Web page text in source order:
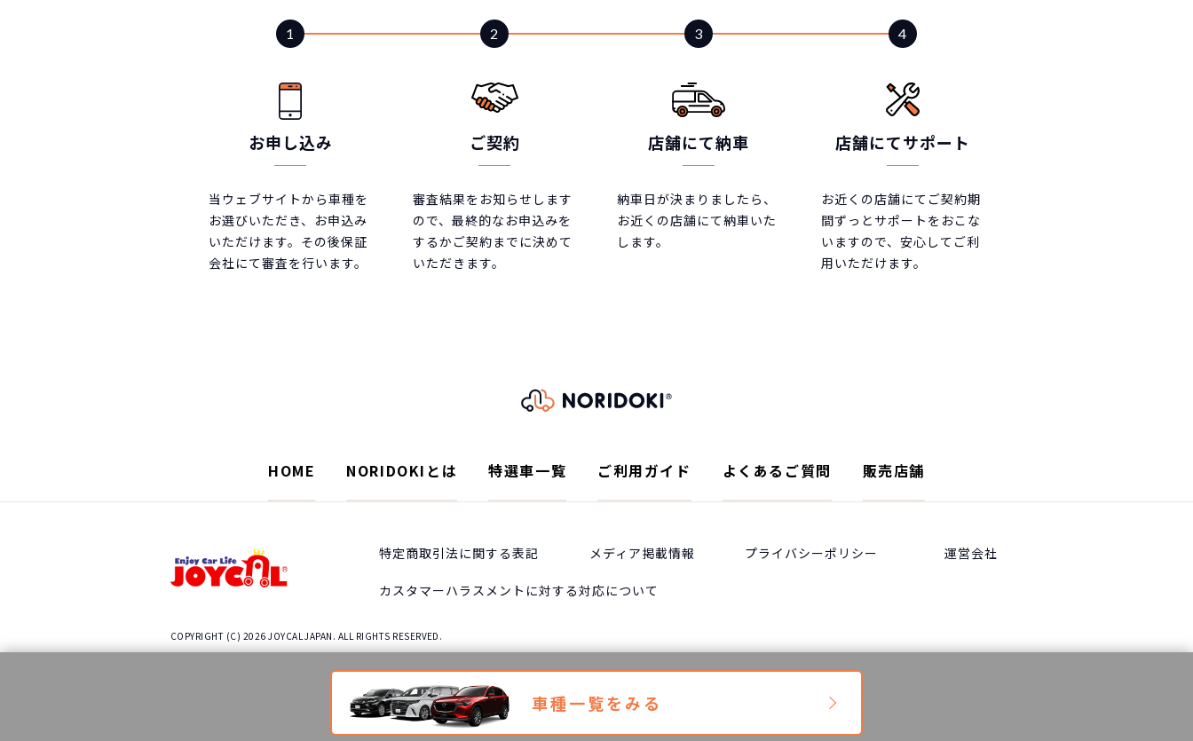
お申し込み
当ウェブサイトから車種を
お選びいただき、お申込み
いただけます。その後保証
会社にて審査を行います。
ご契約
審査結果をお知らせします
ので、最終的なお申込みを
するかご契約までに決めて
いただきます。
店舗にて納車
納車日が決まりましたら、
お近くの店舗にて納車いた
します。
店舗にてサポート
お近くの店舗にてご契約期
間ずっとサポートをおこな
いますので、安心してご利
用いただけます。
HOME NORIDOKIとは 特選車一覧 ご利用ガイド よくあるご質問 販売店舗
特定商取引法に関する表記 メディア掲載情報 プライバシーポリシー 運営会社
カスタマーハラスメントに対する対応について
COPYRIGHT (C) 2026 JOYCAL JAPAN. ALL RIGHTS RESERVED.
車種一覧をみる